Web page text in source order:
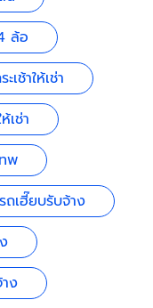
ล้อ
เช้าให้เช่า
เช่า
พ
รถเฮี๊ยบรับจ้าง
ง